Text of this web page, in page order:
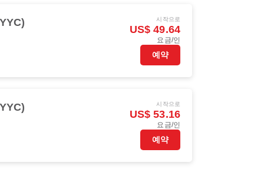
시작으로
US$ 49.64
요금/인
예약
시작으로
US$ 53.16
요금/인
예약